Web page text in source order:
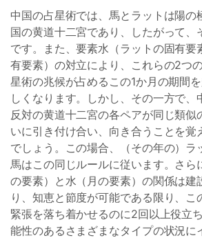
中国の占星術では、馬とラットは陽の
国の黄道十二宮であり、したがって、
です。また、要素水（ラットの固有要
有要素）の対立により、これらの2つ
星術の兆候が占めるこの1か月の期間
しくなります。しかし、その一方で、
反対の黄道十二宮の各ペアが同じ類似
いに引き付け合い、向き合うことを覚
でしょう。この場合、（その年の）ラ
馬はこの同じルールに従います。さ
の要素）と水（月の要素）の関係は建
り、知恵と節度が可能である限り、こ
緊張を落ち着かせるのに2回以上役立
能性のあるさまざまなタイプの状況に